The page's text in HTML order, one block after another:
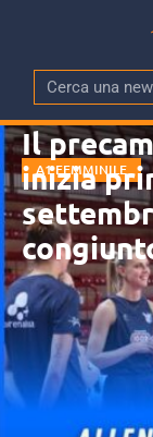
A1 FEMMINILE
Il
inizia